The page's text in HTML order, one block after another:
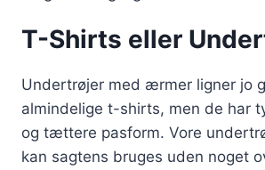
T-Shirts eller
Undertrøjer med ærmer ligner jo
almindelige t-shirts, men de har
og tættere pasform. Vore
kan sagtens bruges uden noget